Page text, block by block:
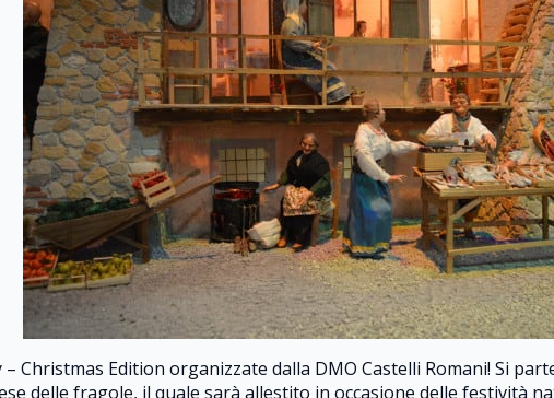
Christmas Edition organizzate dalla DMO Castelli Romani! Si
delle fragole, il quale sarà allestito in occasione delle festività